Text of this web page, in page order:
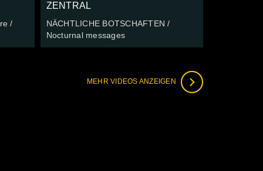
/
ZENTRAL
NÄCHTLICHE BOTSCHAFTEN /
Nocturnal messages
MEHR VIDEOS ANZEIGEN